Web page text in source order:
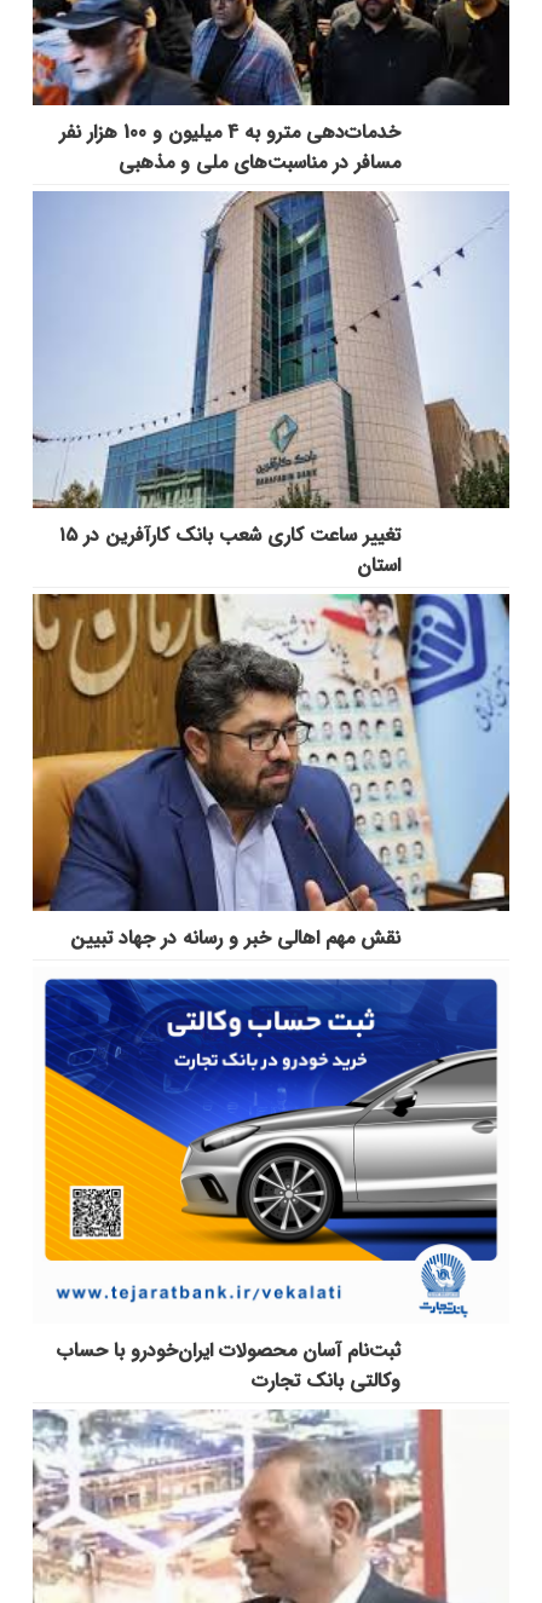
خدمات‌دهي مترو به 4 ميليون و 100 هزار نفر
مسافر در مناسبت‌هاي ملي و مذهبي
تغییر ساعت کاری شعب بانک کارآفرین در ۱۵
استان
نقش مهم اهالی خبر و رسانه در جهاد تبیین
ثبت‌نام آسان محصولات ایران‌خودرو با حساب
وکالتی بانک تجارت